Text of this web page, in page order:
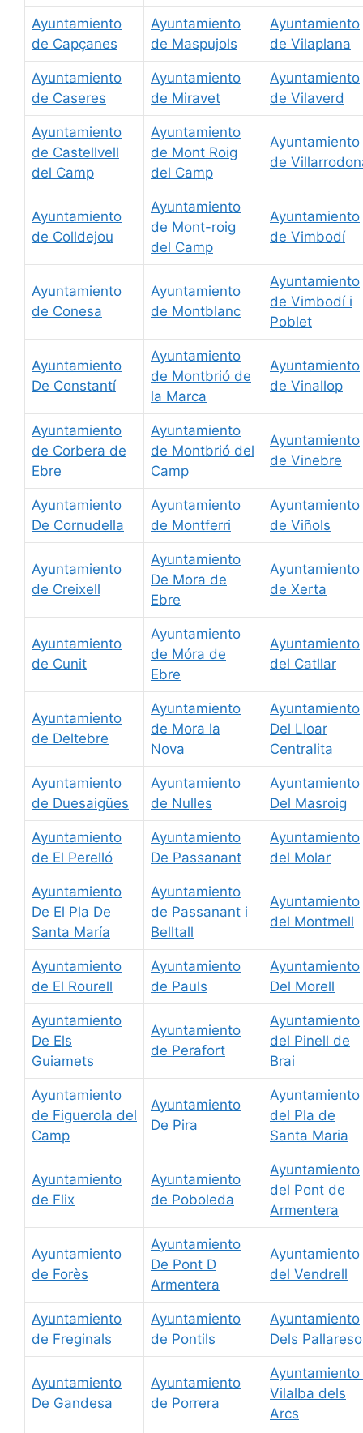
Ayuntamiento
de Capçanes
Ayuntamiento
de Maspujols
Ayuntamiento
de Vilaplana
Ayuntamiento
de Caseres
Ayuntamiento
de Miravet
Ayuntamiento
de Vilaverd
Ayuntamiento
de Castellvell
del Camp
Ayuntamiento
de Mont Roig
del Camp
Ayuntamiento
de
Ayuntamiento
de Colldejou
Ayuntamiento
de Mont-roig
del Camp
Ayuntamiento
de Vimbodí
Ayuntamiento
de Conesa
Ayuntamiento
de Montblanc
Ayuntamiento
de Vimbodí i
Poblet
Ayuntamiento
De Constantí
Ayuntamiento
de Montbrió de
la Marca
Ayuntamiento
de Vinallop
Ayuntamiento
de Corbera de
Ebre
Ayuntamiento
de Montbrió del
Camp
Ayuntamiento
de Vinebre
Ayuntamiento
De Cornudella
Ayuntamiento
de Montferri
Ayuntamiento
de Viñols
Ayuntamiento
de Creixell
Ayuntamiento
De Mora de
Ebre
Ayuntamiento
de Xerta
Ayuntamiento
de Cunit
Ayuntamiento
de Móra de
Ebre
Ayuntamiento
del Catllar
Ayuntamiento
de Deltebre
Ayuntamiento
de Mora la
Nova
Ayuntamiento
Del Lloar
Centralita
Ayuntamiento
de Duesaigües
Ayuntamiento
de Nulles
Ayuntamiento
Del Masroig
Ayuntamiento
de El Perelló
Ayuntamiento
De Passanant
Ayuntamiento
del Molar
Ayuntamiento
De El Pla De
Santa María
Ayuntamiento
de Passanant i
Belltall
Ayuntamiento
del Montmell
Ayuntamiento
de El Rourell
Ayuntamiento
de Pauls
Ayuntamiento
Del Morell
Ayuntamiento
De Els
Guiamets
Ayuntamiento
de Perafort
Ayuntamiento
del Pinell de
Brai
Ayuntamiento
de Figuerola del
Camp
Ayuntamiento
De Pira
Ayuntamiento
del Pla de
Santa Maria
Ayuntamiento
de Flix
Ayuntamiento
de Poboleda
Ayuntamiento
del Pont de
Armentera
Ayuntamiento
de Forès
Ayuntamiento
De Pont D
Armentera
Ayuntamiento
del Vendrell
Ayuntamiento
de Freginals
Ayuntamiento
de Pontils
Ayuntamiento
Dels
Ayuntamiento
De Gandesa
Ayuntamiento
de Porrera
Ayuntamiento
Vilalba dels
Arcs